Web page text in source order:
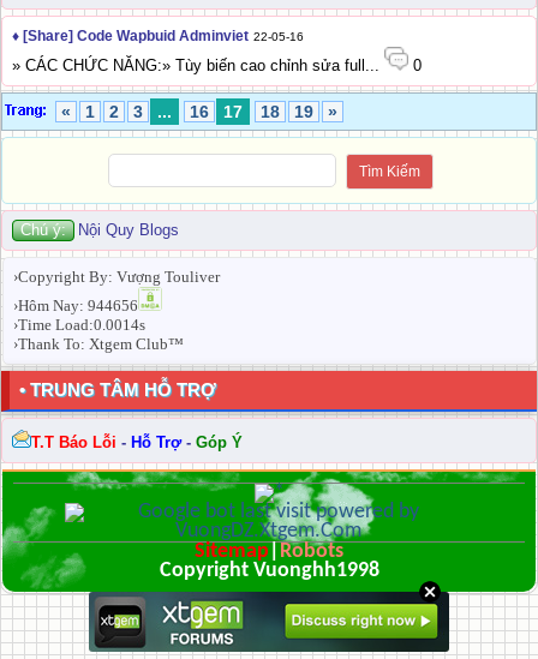
♦ [Share] Code Wapbuid Adminviet 22-05-16
» CÁC CHỨC NĂNG:» Tùy biến cao chỉnh sửa full... 0
« 1 2 3 ... 16 17 18 19 »
Chú ý: Nội Quy Blogs
›Copyright By: Vượng Touliver
›Hôm Nay: 944656
›Time Load:0.0014s
›Thank To: Xtgem Club™
• TRUNG TÂM HỖ TRỢ
T.T Báo Lỗi - Hỗ Trợ- Góp Ý
Sitemap Robots
Copyright Vuonghh1998